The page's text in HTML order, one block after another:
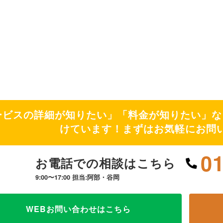
スの詳細が知りたい」「料金が知りたい」
けています！まずはお気軽にお問
お電話での相談はこちら
9:00〜17:00 担当:阿部・谷岡
WEBお問い合わせはこちら